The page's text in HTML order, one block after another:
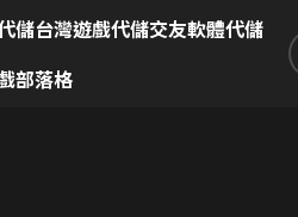
儲台灣遊戲代儲交友軟體代儲
部落格